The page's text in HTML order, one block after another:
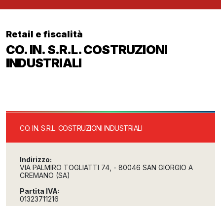
Retail e fiscalità
CO. IN. S.R.L. COSTRUZIONI
INDUSTRIALI
CO. IN. S.R.L. COSTRUZIONI INDUSTRIALI
Indirizzo:
VIA PALMIRO TOGLIATTI 74, - 80046 SAN GIORGIO A
CREMANO (SA)
Partita IVA:
01323711216